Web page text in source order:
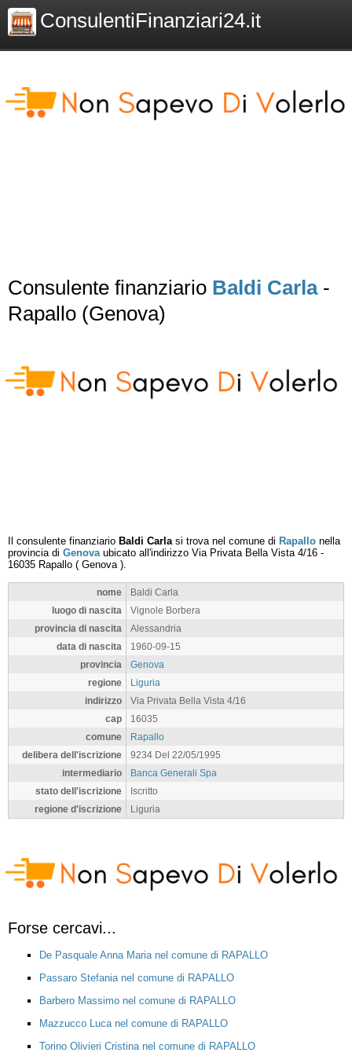
ConsulentiFinanziari24.it
Consulente finanziario Baldi Carla-
Rapallo (Genova)
Il consulente finanziario Baldi Carlasi trova nel comune di Rapallo nella
provincia di Genovaubicato all'indirizzo Via Privata Bella Vista 4/16 -
16035 Rapallo ( Genova).
nome
Baldi Carla
luogo di nascita
Vignole Borbera
provincia di nascita
Alessandria
data di nascita
1960-09-15
provincia
Genova
regione
Liguria
indirizzo
Via Privata Bella Vista 4/16
cap
16035
comune
Rapallo
delibera dell'iscrizione
9234 Del 22/05/1995
intermediario
Banca Generali Spa
stato dell'iscrizione
Iscritto
regione d'iscrizione
Liguria
Forse cercavi...
De Pasquale Anna Maria nel comune di RAPALLO
Passaro Stefania nel comune di RAPALLO
Barbero Massimo nel comune di RAPALLO
Mazzucco Luca nel comune di RAPALLO
Torino Olivieri Cristina nel comune di RAPALLO